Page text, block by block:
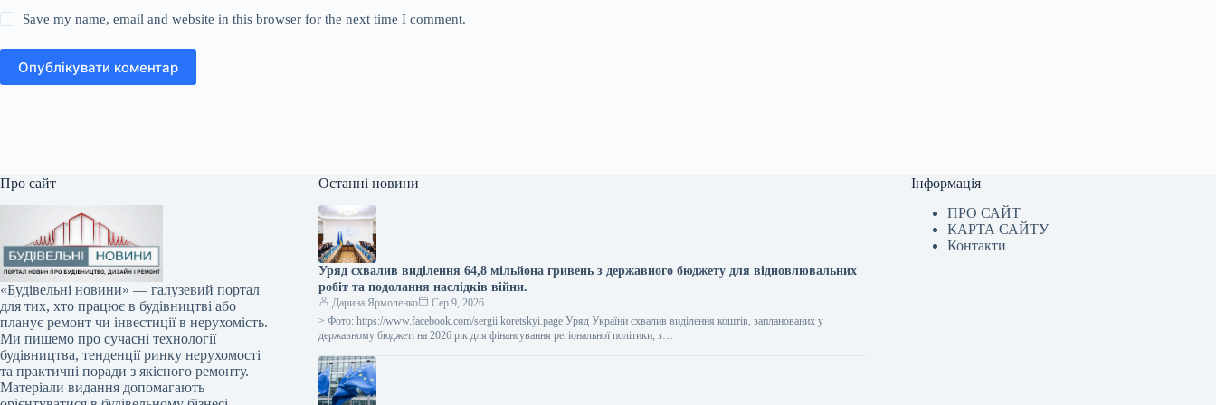
Save my name, email and website in this browser for the next time I comment.
Опублікувати коментар
Про сайт
«Будівельні новини» — галузевий портал
для тих, хто працює в будівництві або
планує ремонт чи інвестиції в нерухомість.
Ми пишемо про сучасні технології
будівництва, тенденції ринку нерухомості
та практичні поради з якісного ремонту.
Матеріали видання допомагають
Останні новини
Уряд схвалив виділення 64,8 мільйона гривень з державного бюджету для відновлювальних
робіт та подолання наслідків війни.
Дарина Ярмоленко
Сер 9, 2026
> Фото: https://www.facebook.com/sergii.koretskyi.page Уряд України схвалив виділення коштів, запланованих у
державному бюджеті на 2026 рік для фінансування регіональної політики, з…
Інформація
ПРО САЙТ
КАРТА САЙТУ
Контакти